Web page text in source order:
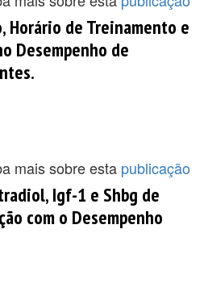
Horário de Treinamento e
Desempenho de
mais sobre esta publicação
Igf-1 e Shbg de
com o Desempenho